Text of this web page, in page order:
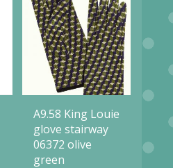
A9.58 King Louie
glove stairway
06372 olive
green